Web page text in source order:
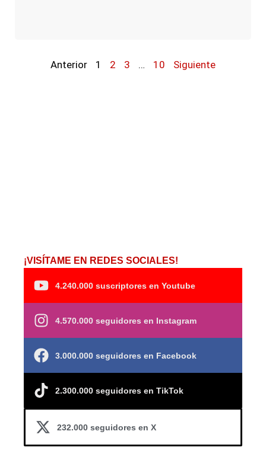
Anterior 1 2 3 … 10 Siguiente
¡VISÍTAME EN REDES SOCIALES!
4.240.000 suscriptores en Youtube
4.570.000 seguidores en Instagram
3.000.000 seguidores en Facebook
2.300.000 seguidores en TikTok
232.000 seguidores en X